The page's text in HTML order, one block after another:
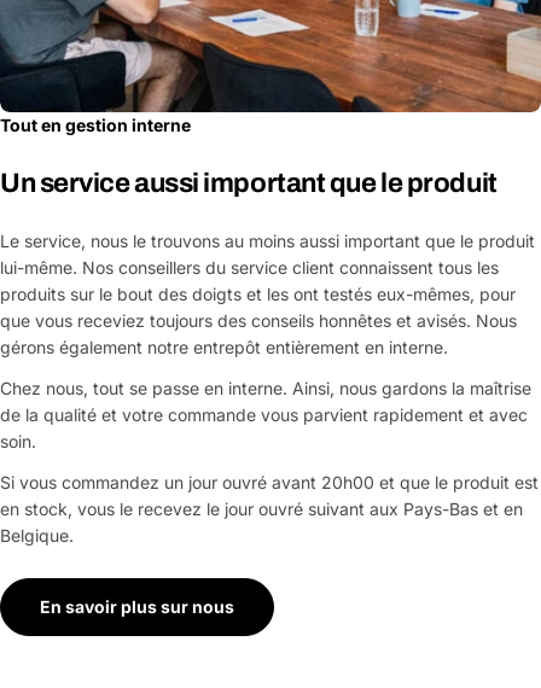
Tout en gestion interne
Un service aussi important que le produit
Le service, nous le trouvons au moins aussi important que le produit
lui-même. Nos conseillers du service client connaissent tous les
produits sur le bout des doigts et les ont testés eux-mêmes, pour
que vous receviez toujours des conseils honnêtes et avisés. Nous
gérons également notre entrepôt entièrement en interne.
Chez nous, tout se passe en interne. Ainsi, nous gardons la maîtrise
de la qualité et votre commande vous parvient rapidement et avec
soin.
Si vous commandez un jour ouvré avant 20h00 et que le produit est
en stock, vous le recevez le jour ouvré suivant aux Pays-Bas et en
Belgique.
En savoir plus sur nous